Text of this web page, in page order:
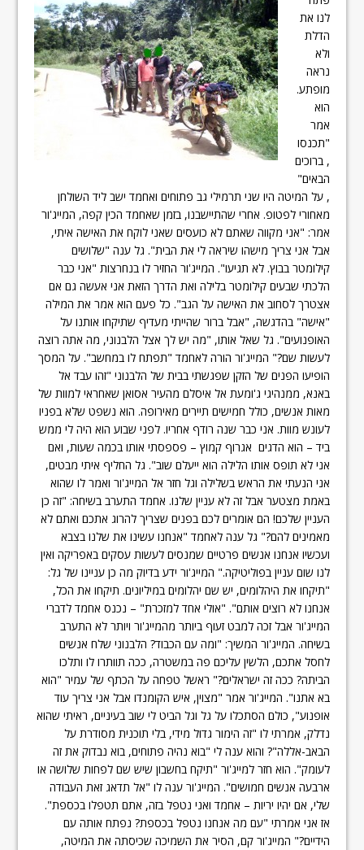
לנו את
הדלת
ולא
נראה
מופתע.
הוא
אמר
"תכנסו
, ברוכים
הבאים"
, על המיטה היו שני תרמילי גב פתוחים ואחמד ישב ליד השולחן
מאחורי לפטופ. אחרי שהתיישבנו, בזמן שאחמד הכין קפה, המייג'ור
אמר: "אני מקווה שאתם לא כועסים שאני לוקח את האישה איתי,
אבל אני צריך מישהו שיראה לי את הבית". גל ענה "שלושים
קילומטר בבוץ. לא תגיעו". המייג'ור החזיר לו בנחרצות "אני כבר
הלכתי שבעים קילומטר בלילה ואת הדרך הזאת אני אעשה גם אם
אצטרך לסחוב את האישה על הגב". כל פעם הוא אמר את המילה
"אישה" בהדגשה, "אבל ברור שהייתי מעדיף שתיקחו אותנו על
האופנועים". גל שאל אותו, "מה יש לך אצל הלבנוני, מה אתה רוצה
לעשות שם?" המייג'ור הורה לאחמד "תפתח לו במחשב". על המסך
הופיעו הפנים של הזקן שפגשתי בבית של הלבנוני "זהו עבד אל
באנא, ממנהיגי ג'ומעת אל איסלם מהעיר אסואן שאחראי למוות של
מאות אנשים, כולל חמישים תיירים מאירופה. הוא נשפט שלא בפניו
לעונש מוות. אני כבר שנה רודף אחריו. לפני שבוע הוא היה לי ממש
ביד – הוא הדגים אגרוף קמוץ – פספסתי אותו בכמה שעות, ואם
אני לא תופס אותו הלילה הוא ייעלם שוב". גל החליף איתי מבטים,
אני הנעתי את הראש בשלילה וגל חזר אל המייג'ור ואמר לו שהוא
באמת מצטער אבל זה לא עניין שלנו. אחמד התערב בשיחה: "זה כן
העניין שלכם! הם אומרים לכם בפנים שצריך להרוג אתכם ואתם לא
מאמינים להם?" גל ענה לאחמד "אנחנו עשינו את שלנו בצבא
ועכשיו אנחנו אנשים פרטיים שמנסים לעשות עסקים באפריקה ואין
לנו שום עניין בפוליטיקה." המייג'ור ידע בדיוק מה כן עניינו של גל:
"תיקחו את היהלומים, יש שם יהלומים במיליונים. תיקחו את הכל,
אנחנו לא רוצים אותם". "אולי אחד למזכרת" – נכנס אחמד לדברי
המייג'ור אבל זכה למבט זעוף ביותר מהמייג'ור ויותר לא התערב
בשיחה. המייג'ור המשיך: "ומה עם הכבוד? הלבנוני שלח אנשים
לחסל אתכם, הלשין עליכם פה במשטרה, ככה תוותרו לו ותלכו
הביתה? ככה זה ישראלים?" ראשל טפחה על הכתף של עמיר "הוא
בא אתנו". המייג'ור אמר "מצוין, איש הקומנדו אבל אני צריך עוד
אופנוע", כולם הסתכלו על גל וגל הביט לי שוב בעיניים, ראיתי שהוא
נדלק, אמרתי לו "זה הימור גדול מידי, בלי תוכנית מסודרת על
הבאב-אללה"? והוא ענה לי "בוא נהיה פתוחים, בוא נבדוק את זה
לעומק". הוא חזר למייג'ור "תיקח בחשבון שיש שם לפחות שלושה או
ארבעה אנשים חמושים". המייג'ור ענה לו "אל תדאג זאת העבודה
שלי, אם יהיו יריות – אחמד ואני נטפל בזה, אתם תטפלו בכספת".
אז אני אמרתי "עם מה אנחנו נטפל בכספת? נפתח אותה עם
הידיים?" המייג'ור קם, הסיר את השמיכה שכיסתה את המיטה,